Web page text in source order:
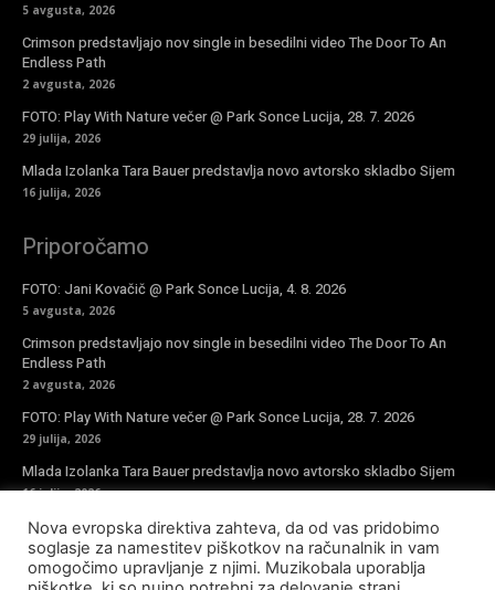
5 avgusta, 2026
Crimson predstavljajo nov single in besedilni video The Door To An
Endless Path
2 avgusta, 2026
FOTO: Play With Nature večer @ Park Sonce Lucija, 28. 7. 2026
29 julija, 2026
Mlada Izolanka Tara Bauer predstavlja novo avtorsko skladbo Sijem
16 julija, 2026
Priporočamo
FOTO: Jani Kovačič @ Park Sonce Lucija, 4. 8. 2026
5 avgusta, 2026
Crimson predstavljajo nov single in besedilni video The Door To An
Endless Path
2 avgusta, 2026
FOTO: Play With Nature večer @ Park Sonce Lucija, 28. 7. 2026
29 julija, 2026
Mlada Izolanka Tara Bauer predstavlja novo avtorsko skladbo Sijem
16 julija, 2026
Vpiši se v novičke
Nova evropska direktiva zahteva, da od vas pridobimo
soglasje za namestitev piškotkov na računalnik in vam
omogočimo upravljanje z njimi. Muzikobala uporablja